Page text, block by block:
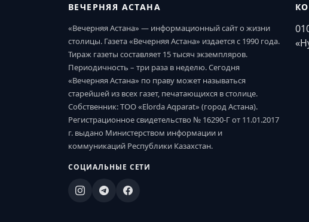
ВЕЧЕРНЯЯ АСТАНА
«Вечерняя Астана» — информационный сайт о жизни
столицы. Газета «Вечерняя Астана» издается с 1990 года.
Тираж газеты составляет 15 тысяч экземпляров.
Периодичность – три раза в неделю. Сегодня
«Вечерняя Астана» по праву может называться
старейшей из всех газет, печатающихся в столице.
Собственник: ТОО «Elorda Aqparat» (город Астана).
Регистрационное свидетельство № 16290-Г от 11.01.2017
г. выдано Министерством информации и
коммуникаций Республики Казахстан.
СОЦИАЛЬНЫЕ СЕТИ